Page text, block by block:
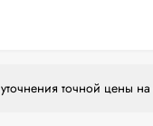
точной цены на